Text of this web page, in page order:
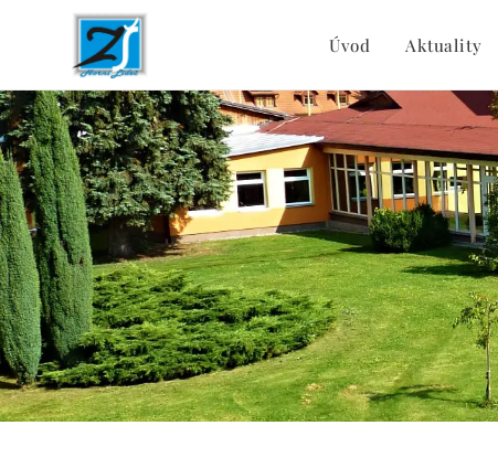
Úvod Aktuality